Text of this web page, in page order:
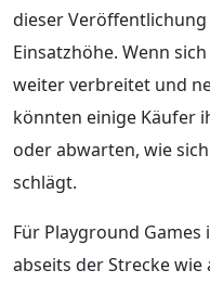
dieser
Einsatzhöhe. Wenn
weiter verbreitet und
könnten einige Käufer
oder abwarten, wie
schlägt.
Für Playground Games
abseits der Strecke